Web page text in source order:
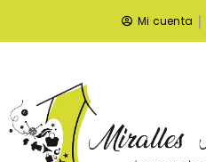
Mi cuenta |